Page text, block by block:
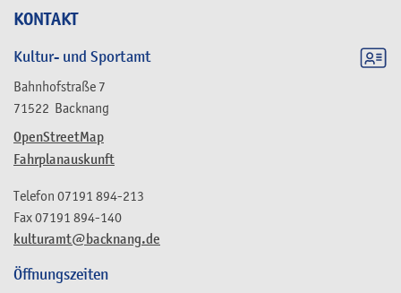
KONTAKT
Kultur- und Sportamt
Bahnhofstraße 7
71522 Backnang
OpenStreetMap
Fahrplanauskunft
kulturamt@backnang.de
Telefon 07191 894-213
Fax07191 894-140
Öffnungszeiten